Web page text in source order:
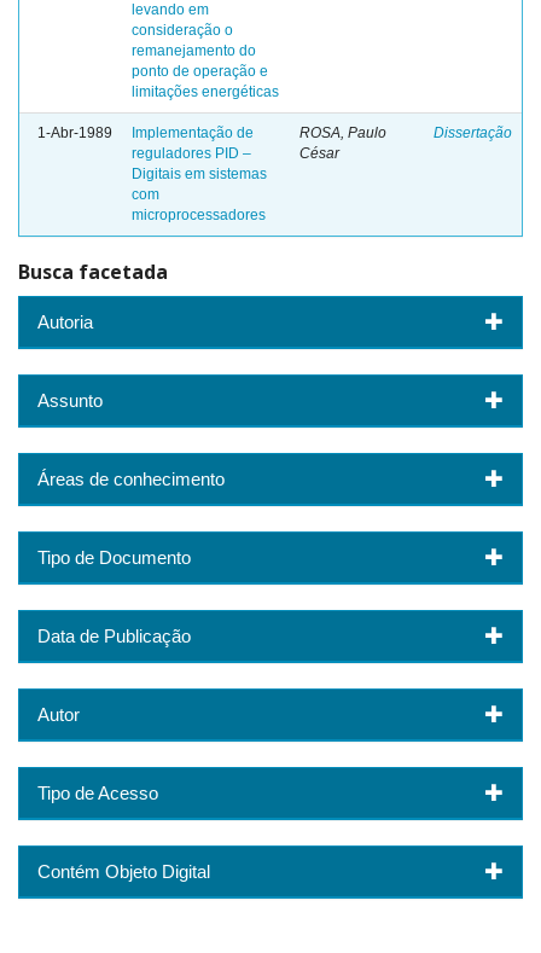
levando em
consideração o
remanejamento do
ponto de operação e
limitações energéticas
1-Abr-1989
Implementação de
reguladores PID –
Digitais em sistemas
com
microprocessadores
ROSA, Paulo
César
Dissertação
Busca facetada
Autoria
Assunto
Áreas de conhecimento
Tipo de Documento
Data de Publicação
Autor
Tipo de Acesso
Contém Objeto Digital